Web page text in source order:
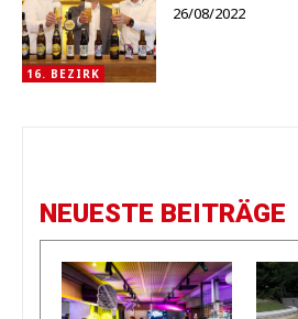
16. BEZIRK
26/08/2022
NEUESTE BEITRÄGE